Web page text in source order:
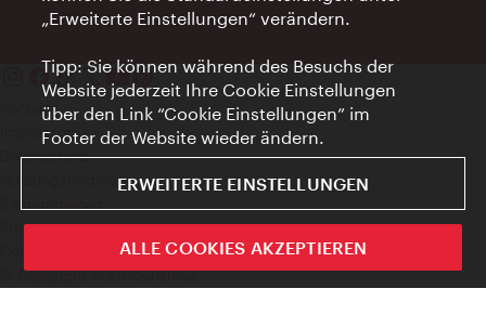
Kontakt
Impressum
Datenschutz
Nutzungsbedingungen
Presse-Kontakt
Cookie Einstellungen
© Copyright WienTourismus
„Erweiterte Einstellungen“ verändern.
Tipp: Sie können während des Besuchs der
Website jederzeit Ihre Cookie Einstellungen
über den Link “Cookie Einstellungen” im
Footer der Website wieder ändern.
ERWEITERTE EINSTELLUNGEN
ALLE COOKIES AKZEPTIEREN